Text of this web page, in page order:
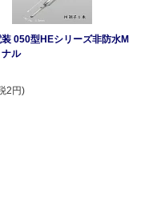
050型HEシリーズ非防水M
ル
2円)